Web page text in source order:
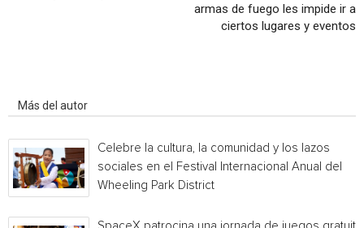
armas de fuego les impide ir a
ciertos lugares y eventos
Más del autor
Celebre la cultura, la comunidad y los lazos
sociales en el Festival Internacional Anual del
Wheeling Park District